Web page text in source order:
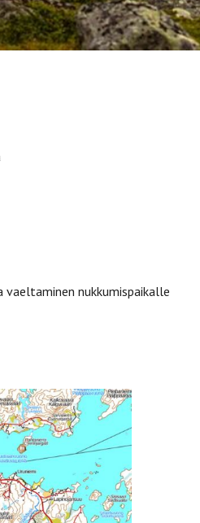
nukkumispaikalle